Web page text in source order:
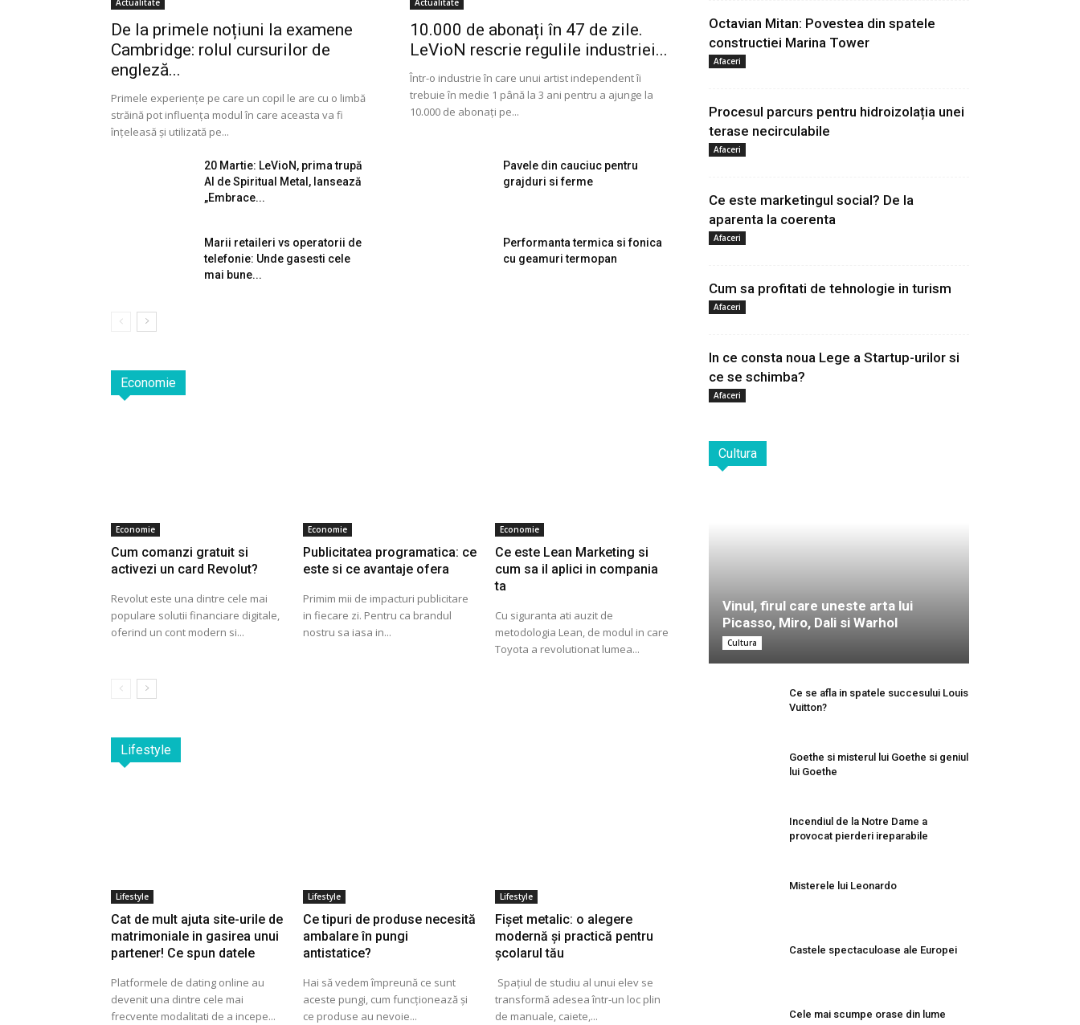
Actualitate
De la primele noțiuni la examene
Cambridge: rolul cursurilor de
engleză...
Primele experiențe pe care un copil le are cu o limbă
străină pot influența modul în care aceasta va fi
înțeleasă și utilizată pe...
Actualitate
10.000 de abonați în 47 de zile.
LeVioN rescrie regulile industriei...
Într-o industrie în care unui artist independent îi
trebuie în medie 1 până la 3 ani pentru a ajunge la
10.000 de abonați pe...
20 Martie: LeVioN, prima trupă
AI de Spiritual Metal, lansează
„Embrace...
Pavele din cauciuc pentru
grajduri si ferme
Marii retaileri vs operatorii de
telefonie: Unde gasesti cele
mai bune...
Performanta termica si fonica
cu geamuri termopan
Economie
Economie
Cum comanzi gratuit si
activezi un card Revolut?
Revolut este una dintre cele mai
populare solutii financiare digitale,
oferind un cont modern si...
Economie
Publicitatea programatica: ce
este si ce avantaje ofera
Primim mii de impacturi publicitare
in fiecare zi. Pentru ca brandul
nostru sa iasa in...
Economie
Ce este Lean Marketing si
cum sa il aplici in compania
ta
Cu siguranta ati auzit de
metodologia Lean, de modul in care
Toyota a revolutionat lumea...
Lifestyle
Lifestyle
Cat de mult ajuta site-urile de
matrimoniale in gasirea unui
partener! Ce spun datele
Platformele de dating online au
devenit una dintre cele mai
frecvente modalitati de a incepe...
Lifestyle
Ce tipuri de produse necesită
ambalare în pungi
antistatice?
Hai să vedem împreună ce sunt
aceste pungi, cum funcționează și
ce produse au nevoie...
Lifestyle
Fișet metalic: o alegere
modernă și practică pentru
școlarul tău
Spațiul de studiu al unui elev se
transformă adesea într-un loc plin
de manuale, caiete,...
Octavian Mitan: Povestea din spatele
constructiei Marina Tower
Afaceri
Procesul parcurs pentru hidroizolația unei
terase necirculabile
Afaceri
Ce este marketingul social? De la
aparenta la coerenta
Afaceri
Cum sa profitati de tehnologie in turism
Afaceri
In ce consta noua Lege a Startup-urilor si
ce se schimba?
Afaceri
Cultura
Vinul, firul care uneste arta lui
Picasso, Miro, Dali si Warhol
Cultura
Ce se afla in spatele succesului Louis
Vuitton?
Goethe si misterul lui Goethe si geniul
lui Goethe
Incendiul de la Notre Dame a
provocat pierderi ireparabile
Misterele lui Leonardo
Castele spectaculoase ale Europei
Cele mai scumpe orase din lume